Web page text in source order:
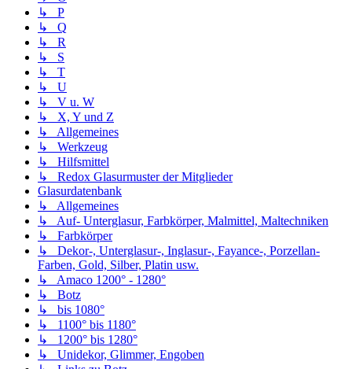
↳ P
↳ Q
↳ R
↳ S
↳ T
↳ U
↳ V u. W
↳ X, Y und Z
↳ Allgemeines
↳ Werkzeug
↳ Hilfsmittel
↳ Redox Glasurmuster der Mitglieder
Glasurdatenbank
↳ Allgemeines
↳ Auf- Unterglasur, Farbkörper, Malmittel, Maltechniken
↳ Farbkörper
↳ Dekor-, Unterglasur-, Inglasur-, Fayance-, Porzellan-
Farben, Gold, Silber, Platin usw.
↳ Amaco 1200° - 1280°
↳ Botz
↳ bis 1080°
↳ 1100° bis 1180°
↳ 1200° bis 1280°
↳ Unidekor, Glimmer, Engoben